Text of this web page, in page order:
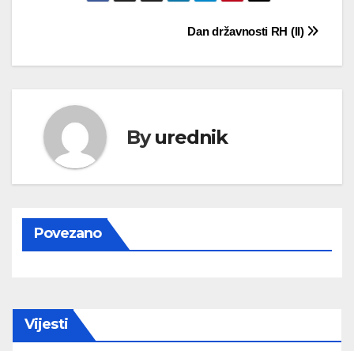
objava
Dan državnosti RH (II)
Byurednik
Povezano
Vijesti